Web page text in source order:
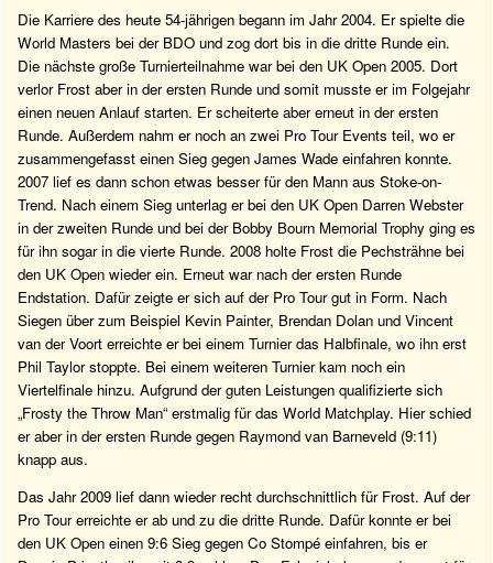
Die Karriere des heute 54-jährigen begann im Jahr 2004. Er spielte die
World Masters bei der BDO und zog dort bis in die dritte Runde ein.
Die nächste große Turnierteilnahme war bei den UK Open 2005. Dort
verlor Frost aber in der ersten Runde und somit musste er im Folgejahr
einen neuen Anlauf starten. Er scheiterte aber erneut in der ersten
Runde. Außerdem nahm er noch an zwei Pro Tour Events teil, wo er
zusammengefasst einen Sieg gegen James Wade einfahren konnte.
2007 lief es dann schon etwas besser für den Mann aus Stoke-on-
Trend. Nach einem Sieg unterlag er bei den UK Open Darren Webster
in der zweiten Runde und bei der Bobby Bourn Memorial Trophy ging es
für ihn sogar in die vierte Runde. 2008 holte Frost die Pechsträhne bei
den UK Open wieder ein. Erneut war nach der ersten Runde
Endstation. Dafür zeigte er sich auf der Pro Tour gut in Form. Nach
Siegen über zum Beispiel Kevin Painter, Brendan Dolan und Vincent
van der Voort erreichte er bei einem Turnier das Halbfinale, wo ihn erst
Phil Taylor stoppte. Bei einem weiteren Turnier kam noch ein
Viertelfinale hinzu. Aufgrund der guten Leistungen qualifizierte sich
„Frosty the Throw Man“ erstmalig für das World Matchplay. Hier schied
er aber in der ersten Runde gegen Raymond van Barneveld (9:11)
knapp aus.
Das Jahr 2009 lief dann wieder recht durchschnittlich für Frost. Auf der
Pro Tour erreichte er ab und zu die dritte Runde. Dafür konnte er bei
den UK Open einen 9:6 Sieg gegen Co Stompé einfahren, bis er